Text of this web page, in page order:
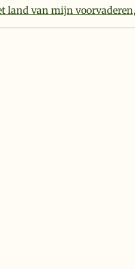
land van mijn voorvaderen,